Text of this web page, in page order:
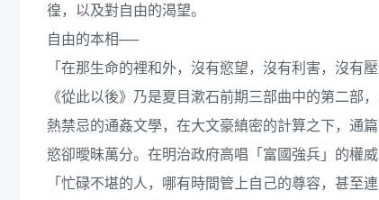
徨，以及對自由的渴望。
自由的本相──
「在那生命的裡和外，沒有慾望，沒有利害，沒有
《從此以後》乃是夏目漱石前期三部曲中的第二部
熱禁忌的通姦文學，在大文豪縝密的計算之下，通
慾卻曖昧萬分。在明治政府高唱「富國強兵」的權
「忙碌不堪的人，哪有時間管上自己的尊容，甚至